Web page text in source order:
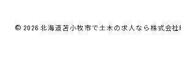
© 2026 北海道苫小牧市で土木の求人なら株式会社RTC